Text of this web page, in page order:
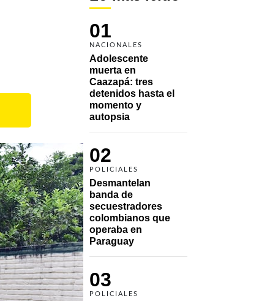
01
NACIONALES
Adolescente
muerta en
Caazapá: tres
detenidos hasta el
momento y
autopsia
02
POLICIALES
Desmantelan
banda de
secuestradores
colombianos que
operaba en
Paraguay
03
POLICIALES